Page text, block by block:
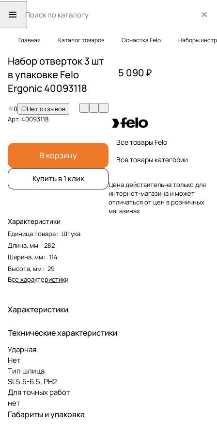
Главная Каталог товаров Оснастка Felo Наборы
Набор отверток 3 шт
в упаковке Felo
Ergonic 40093118
0
Нет отзывов
Арт.40093118
В корзину
Купить в 1 клик
Характеристики
Единица товара: Штука
Длина, мм: 282
Ширина, мм: 114
Высота, мм: 29
Все характеристики
5 090 ₽
Все товары Felo
Все товары категории
Цена действительна только для
интернет-магазина и может
отличаться от цен в розничных
магазинах
Характеристики
Технические характеристики
Ударная
Нет
Тип шлица
SL5.5-6.5, PH2
Для точных работ
нет
Габариты и упаковка